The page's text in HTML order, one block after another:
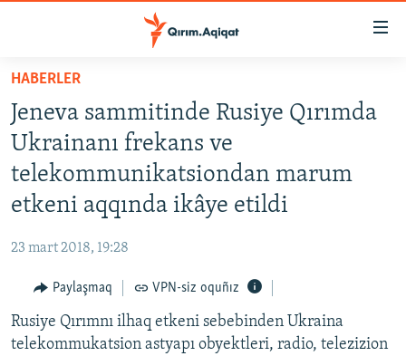
Esas
qaytmaq
Baş
navigatsiyağa
qaytmaq
Qıdıruvğa
SİYASET
İQTİSADİYAT
CEMİYET
İNSAN AQLARI
VİDEO
SÜRET
HABERLER
Jeneva sammitinde Rusiye Qırımda
Ukrainanı frekans ve
telekommunikatsiondan marum
etkeni aqqında ikâye etildi
23 mart 2018, 19:28
Paylaşmaq VPN-siz oquñız
Rusiye Qırımnı ilhaq etkeni sebebinden Ukraina
telekommukatsion astyapı obyektleri, radio, telezizion